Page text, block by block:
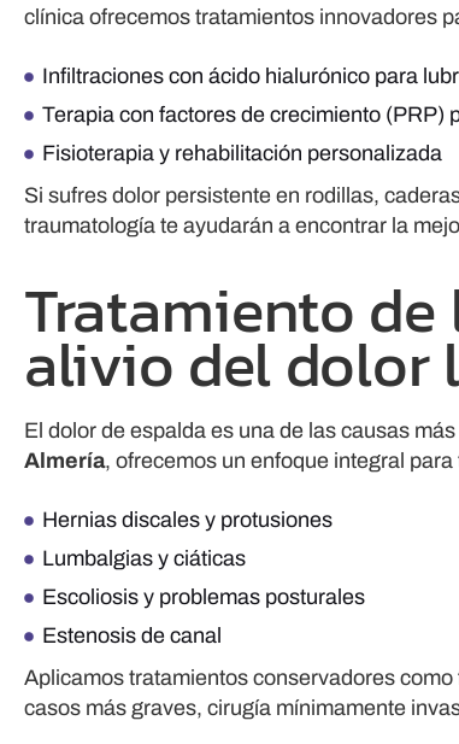
clínica ofrecemos tratamientos innovadores
Infiltraciones con ácido hialurónico para
Terapia con factores de crecimiento (PRP)
Fisioterapia y rehabilitación personalizada
Si sufres dolor persistente en rodillas,
traumatología te ayudarán a encontrar la
Tratamiento de
alivio del dolor
El dolor de espalda es una de las causas
Almería, ofrecemos un enfoque integral
Hernias discales y protusiones
Lumbalgias y ciáticas
Escoliosis y problemas posturales
Estenosis de canal
Aplicamos tratamientos conservadores
casos más graves, cirugía mínimamente